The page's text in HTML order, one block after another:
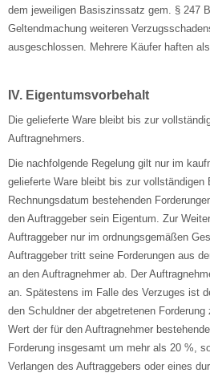
dem jeweiligen Basiszinssatz gem. § 247
Geltendmachung weiteren
ausgeschlossen. Mehrere Käufer haften
IV. Eigentumsvorbehalt
Die gelieferte Ware bleibt bis zur
Auftragnehmers.
Die nachfolgende Regelung gilt nur im
gelieferte Ware bleibt bis zur vollständigen
Rechnungsdatum bestehenden
den Auftraggeber sein Eigentum. Zur
Auftraggeber nur im ordnungsgemäßen
Auftraggeber tritt seine Forderungen aus
an den Auftragnehmer ab. Der
an. Spätestens im Falle des Verzuges ist
den Schuldner der abgetretenen
Wert der für den Auftragnehmer
Forderung insgesamt um mehr als 20 %,
Verlangen des Auftraggebers oder eines